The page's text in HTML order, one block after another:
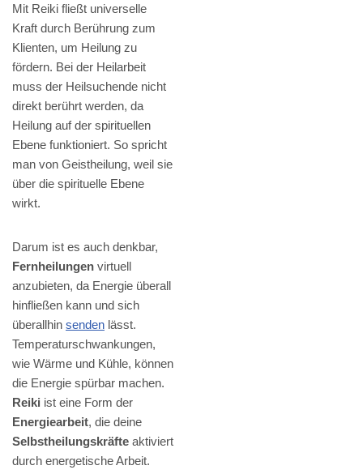
Mit Reiki fließt universelle
Kraft durch Berührung zum
Klienten, um Heilung zu
fördern. Bei der Heilarbeit
muss der Heilsuchende nicht
direkt berührt werden, da
Heilung auf der spirituellen
Ebene funktioniert. So spricht
man von Geistheilung, weil sie
über die spirituelle Ebene
wirkt.
Darum ist es auch denkbar,
Fernheilungen virtuell
anzubieten, da Energie überall
hinfließen kann und sich
überallhin senden lässt.
Temperaturschwankungen,
wie Wärme und Kühle, können
die Energie spürbar machen.
Reiki ist eine Form der
Energiearbeit, die deine
Selbstheilungskräfte aktiviert
durch energetische Arbeit.